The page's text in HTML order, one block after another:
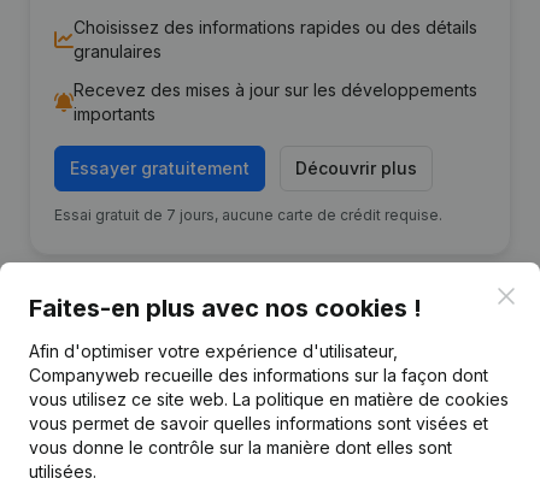
Choisissez des informations rapides ou des détails
granulaires
Recevez des mises à jour sur les développements
importants
Essayer gratuitement Découvrir plus
Essai gratuit de 7 jours, aucune carte de crédit requise.
Publicationsde Caviar Graphics
Date Publication
Faites-en plus avec nos cookies !
Afin d'optimiser votre expérience d'utilisateur,
Companyweb recueille des informations sur la façon dont
vous utilisez ce site web. La politique en matière de cookies
vous permet de savoir quelles informations sont visées et
vous donne le contrôle sur la manière dont elles sont
utilisées.